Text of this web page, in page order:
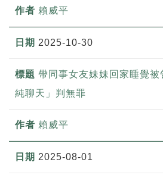
賴威平
2025-10-30
帶同事女友妹妹回家睡覺
純聊天」判無罪
賴威平
2025-08-01